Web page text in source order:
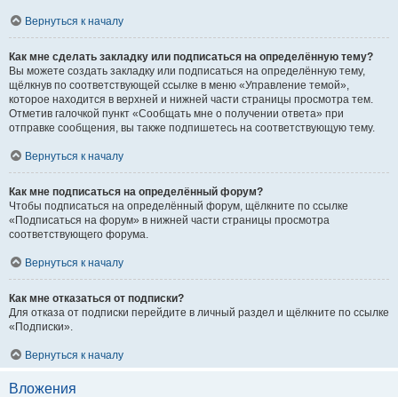
Вернуться к началу
Как мне сделать закладку или подписаться на определённую тему?
Вы можете создать закладку или подписаться на определённую тему,
щёлкнув по соответствующей ссылке в меню «Управление темой»,
которое находится в верхней и нижней части страницы просмотра тем.
Отметив галочкой пункт «Сообщать мне о получении ответа» при
отправке сообщения, вы также подпишетесь на соответствующую тему.
Вернуться к началу
Как мне подписаться на определённый форум?
Чтобы подписаться на определённый форум, щёлкните по ссылке
«Подписаться на форум» в нижней части страницы просмотра
соответствующего форума.
Вернуться к началу
Как мне отказаться от подписки?
Для отказа от подписки перейдите в личный раздел и щёлкните по ссылке
«Подписки».
Вернуться к началу
Вложения